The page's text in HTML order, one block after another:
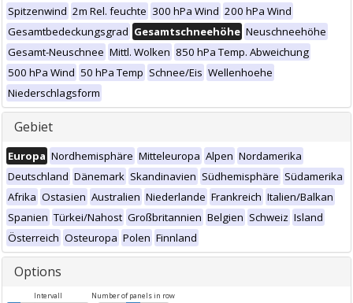
Spitzenwind 2m Rel. feuchte 300 hPa Wind 200 hPa Wind
Gesamtbedeckungsgrad Gesamtschneehöhe Neuschneehöhe
Gesamt-Neuschnee Mittl. Wolken 850 hPa Temp. Abweichung
500 hPa Wind 50 hPa Temp Schnee/Eis Wellenhoehe
Niederschlagsform
Gebiet
Europa Nordhemisphäre Mitteleuropa Alpen Nordamerika
Deutschland Dänemark Skandinavien Südhemisphäre Südamerika
Afrika Ostasien Australien Niederlande Frankreich Italien/Balkan
Spanien Türkei/Nahost Großbritannien Belgien Schweiz Island
Österreich Osteuropa Polen Finnland
Options
Intervall Number of panels in row